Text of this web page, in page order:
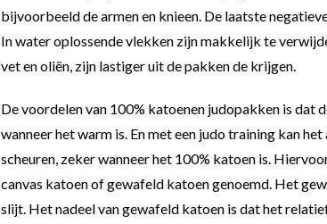
bijvoorbeeld de armen en knieen. De laatste
In water oplossende vlekken zijn makkelijk te
vet en oliën, zijn lastiger uit de pakken de krijgen.
De voordelen van 100% katoenen judopakken is dat
wanneer het warm is. En met een judo training kan
scheuren, zeker wanneer het 100% katoen is.
canvas katoen of gewafeld katoen genoemd. Het
slijt. Het nadeel van gewafeld katoen is dat het